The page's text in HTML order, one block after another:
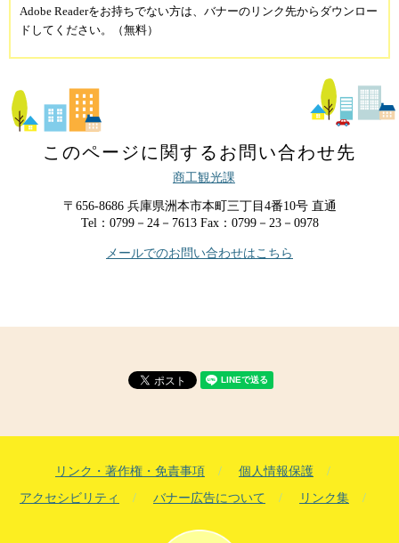
Adobe Readerをお持ちでない方は、バナーのリンク先からダウンロー
ドしてください。（無料）
このページに関するお問い合わせ先
商工観光課
〒656-8686 兵庫県洲本市本町三丁目4番10号 直通
Tel：0799－24－7613 Fax：0799－23－0978
メールでのお問い合わせはこちら
リンク・著作権・免責事項
個人情報保護
アクセシビリティ
バナー広告について リンク集